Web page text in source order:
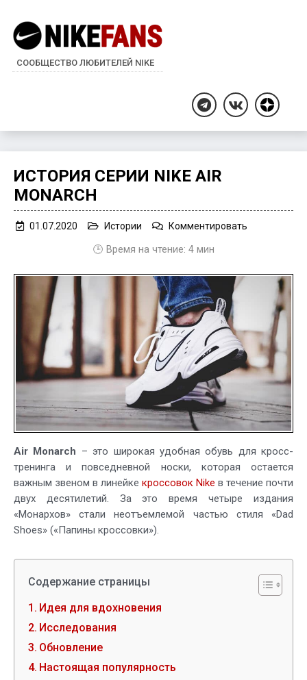
СООБЩЕСТВО ЛЮБИТЕЛЕЙ NIKE
TelegramВКонтакте
Дзен
ИСТОРИЯ СЕРИИ NIKE AIR
MONARCH
01.07.2020 Истории Комментировать
Monarch
🕒 Время на чтение: 4 мин
Air Monarch – это широкая удобная обувь для кросс-
тренинга и повседневной носки, которая остается
важным звеном в линейке кроссовок Nike в течение почти
двух десятилетий. За это время четыре издания
«Монархов» стали неотъемлемой частью стиля «Dad
Shoes» («Папины кроссовки»).
Содержание страницы
Идея для вдохновения
Исследования
Обновление
Настоящая популярность